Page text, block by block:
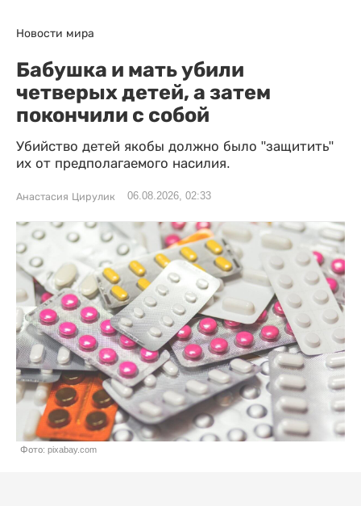
Новости мира
Бабушка и мать убили
четверых детей, а затем
покончили с собой
Убийство детей якобы должно было "защитить"
их от предполагаемого насилия.
Анастасия Цирулик 06.08.2026, 02:33
Фото: pixabay.com